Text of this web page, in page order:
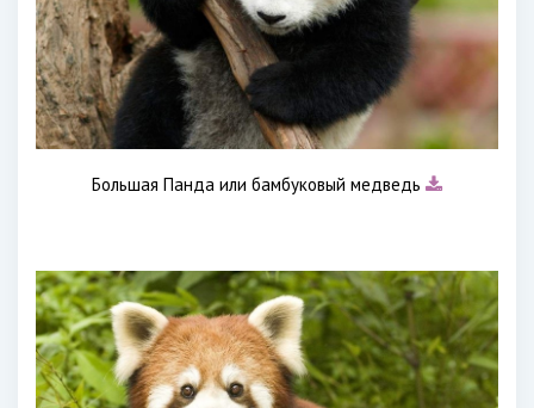
Большая Панда или бамбуковый медведь